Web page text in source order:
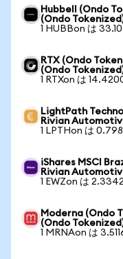
Hubbell (Ondo
(Ondo
1 HUBBon は
RTX (Ondo
(Ondo
1 RTXon は
LightPath
Rivian
1 LPTHon は
iShares MSCI
Rivian
1 EWZon は
Moderna (Ondo
(Ondo
1 MRNAon は